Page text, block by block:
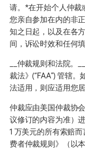
请。*在开始个人仲裁
您亲自参加在内的非
知之日起，以及在各
间，诉讼时效和任何
__仲裁规则和法院。
裁法》(“FAA”) 管辖
法适用，则应适用您
仲裁应由美国仲裁协
议修订的内容为准）
1 万美元的所有索赔
费者仲裁规则》（以